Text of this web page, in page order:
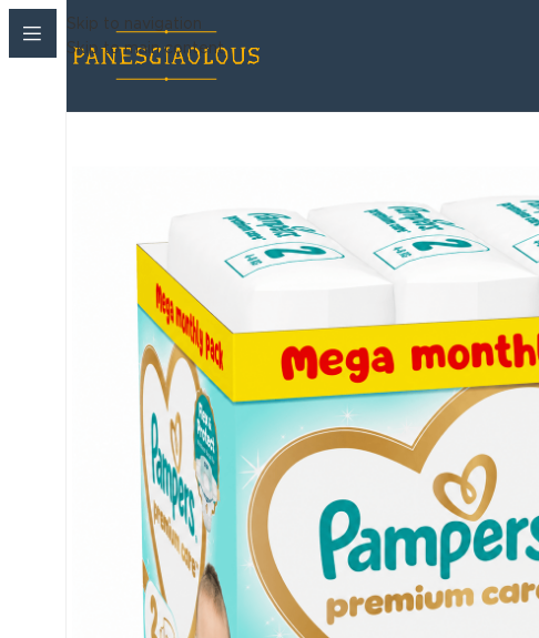
Skip to navigation
Skip to main content